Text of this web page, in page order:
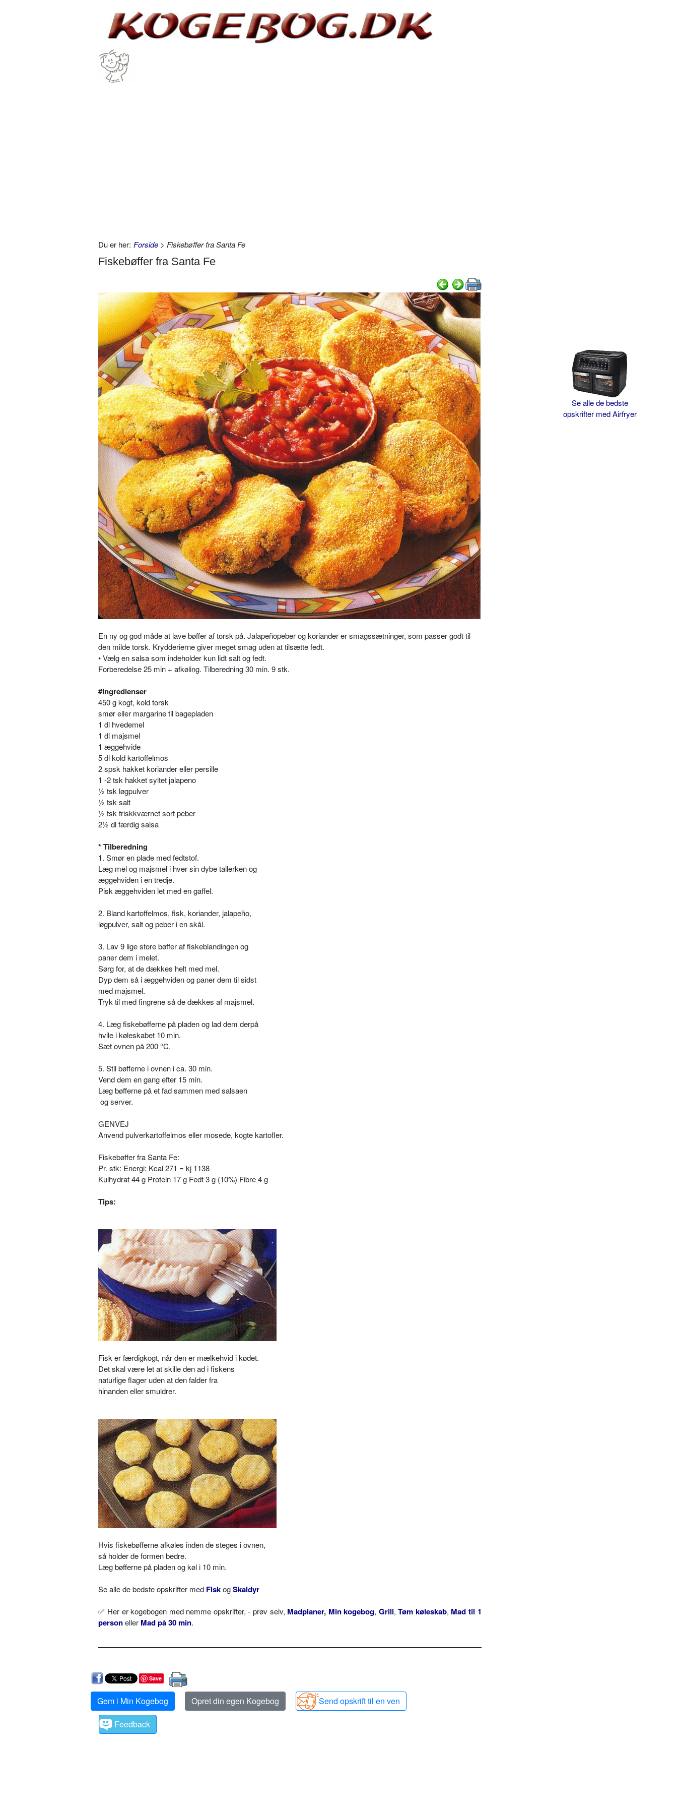
Du er her: Forside > Fiskebøffer fra Santa Fe
Fiskebøffer fra Santa Fe
En ny og god måde at lave bøffer af torsk på. Jalapeñopeber og koriander er smagssætninger, som passer godt til
den milde torsk. Krydderierne giver meget smag uden at tilsætte fedt.
• Vælg en salsa som indeholder kun lidt salt og fedt.
Forberedelse 25 min + afkøling. Tilberedning 30 min. 9 stk.
#Ingredienser
450 g kogt, kold torsk
smør eller margarine til bagepladen
1 dl hvedemel
1 dl majsmel
1 æggehvide
5 dl kold kartoffelmos
2 spsk hakket koriander eller persille
1 -2 tsk hakket syltet jalapeno
½ tsk løgpulver
½ tsk salt
½ tsk friskkværnet sort peber
2½ dl færdig salsa
* Tilberedning
1. Smør en plade med fedtstof.
Læg mel og majsmel i hver sin dybe tallerken og
æggehviden i en tredje.
Pisk æggehviden let med en gaffel.
2. Bland kartoffelmos, fisk, koriander, jalapeño,
løgpulver, salt og peber i en skål.
3. Lav 9 lige store bøffer af fiskeblandingen og
paner dem i melet.
Sørg for, at de dækkes helt med mel.
Dyp dem så i æggehviden og paner dem til sidst
med majsmel.
Tryk til med fingrene så de dækkes af majsmel.
4. Læg fiskebøfferne på pladen og lad dem derpå
hvile i køleskabet 10 min.
Sæt ovnen på 200 °C.
5. Stil bøfferne i ovnen i ca. 30 min.
Vend dem en gang efter 15 min.
Læg bøfferne på et fad sammen med salsaen
og server.
GENVEJ
Anvend pulverkartoffelmos eller mosede, kogte kartofler.
Fiskebøffer fra Santa Fe:
Pr. stk: Energi: Kcal 271 = kj 1138
Kulhydrat 44 g Protein 17 g Fedt 3 g (10%) Fibre 4 g
Tips:
Fisk er færdigkogt, når den er mælkehvid i kødet.
Det skal være let at skille den ad i fiskens
naturlige flager uden at den falder fra
hinanden eller smuldrer.
Hvis fiskebøfferne afkøles inden de steges i ovnen,
så holder de formen bedre.
Læg bøfferne på pladen og køl i 10 min.
Se alle de bedste opskrifter med FiskogSkaldyr
✅ Her er kogebogen med nemme opskrifter, - prøv selv, Madplaner, Min kogebog, Grill,Tøm køleskab, Mad til 1
personeller Mad på 30 min.
Save
Gem i Min Kogebog Opret din egen Kogebog
Send opskrift til en ven
Feedback
Se alle de bedste
opskrifter med Airfryer